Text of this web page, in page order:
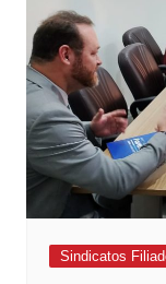
Sindicatos